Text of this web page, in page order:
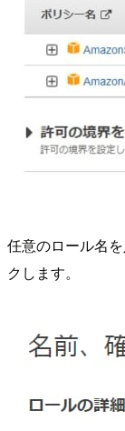
任意のロール名
クします。